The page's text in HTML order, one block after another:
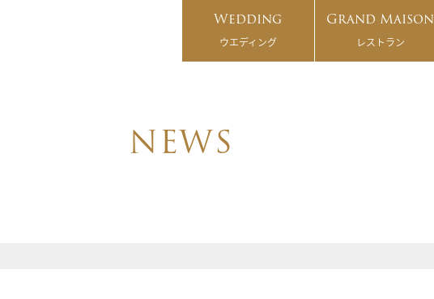
Wedding
ウエディング
Grand Maison
レストラン
NEWS